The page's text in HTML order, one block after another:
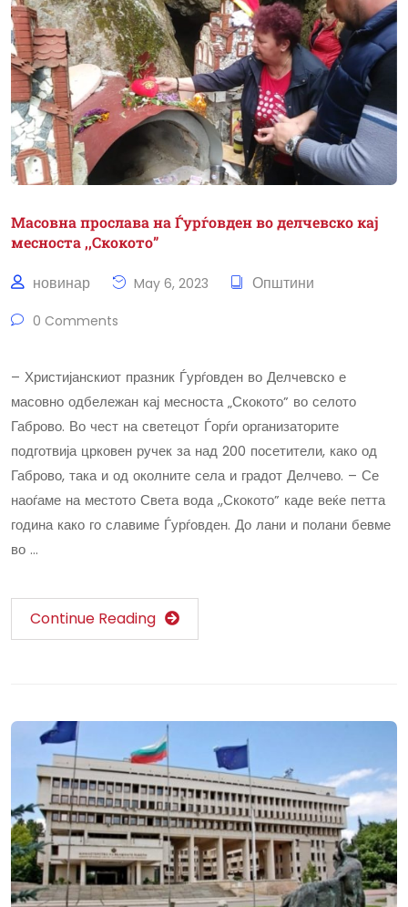
Масовна прослава на Ѓурѓовден во делчевско кај
месноста ,,Скокото”
новинар May 6, 2023 Општини
0 Comments
– Христијанскиот празник Ѓурѓовден во Делчевско е
масовно одбележан кај месноста „Скокото” во селото
Габрово. Во чест на светецот Ѓорѓи организаторите
подготвија црковен ручек за над 200 посетители, како од
Габрово, така и од околните села и градот Делчево. – Се
наоѓаме на местото Света вода ,,Скокото” каде веќе петта
година како го славиме Ѓурѓовден. До лани и полани бевме
во …
Continue Reading